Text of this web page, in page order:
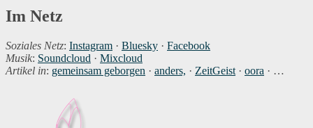
Im Netz
Soziales Netz: Instagram · Bluesky · Facebook
Musik: Soundcloud · Mixcloud
Artikel in: gemeinsam geborgen · anders, · ZeitGeist · oora · …